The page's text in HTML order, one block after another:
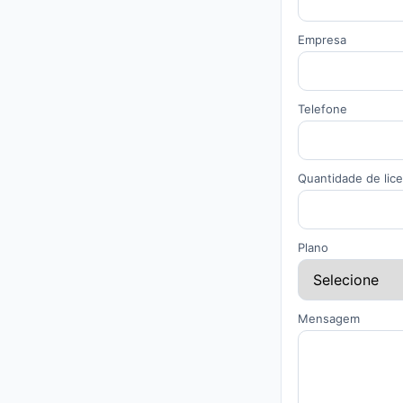
Empresa
Telefone
Quantidade de
Plano
Mensagem